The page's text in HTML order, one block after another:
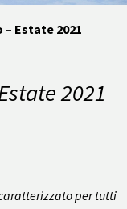
Estate 2021
2021
per tutti